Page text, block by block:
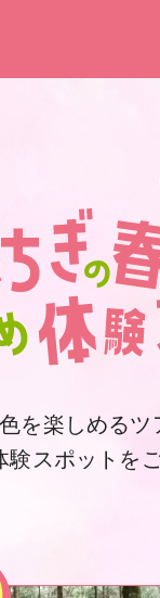
を楽しめるツ
験スポットを